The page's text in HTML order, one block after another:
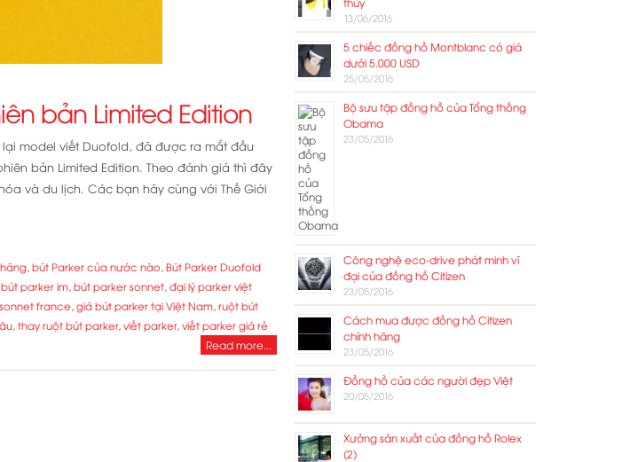
bản Limited Edition
model viết Duofold, đã được ra mắt đầu
bản Limited Edition. Theo đánh giá thì đây
và du lịch. Các bạn hãy cùng với Thế Giới
bút Parker của nước nào Bút Parker Duofold
bút parker im bút parker sonnet đại lý parker việt
france giá bút parker tại Việt Nam ruột bút
thay ruột bút parker, viết parker, viết parker giá rẻ
Read more...
13/06/2016
5 chiếc đồng hồ Montblanc có giá
dưới 5.000 USD
25/05/2016
Bộ sưu tập đồng hồ của Tổng thống
Obama
23/05/2016
Công nghệ eco-drive phát minh vĩ
đại của đồng hồ Citizen
23/05/2016
Cách mua được đồng hồ Citizen
chính hãng
23/05/2016
Đồng hồ của các người đẹp Việt
20/05/2016
Xưởng sản xuất của đồng hồ Rolex
(2)